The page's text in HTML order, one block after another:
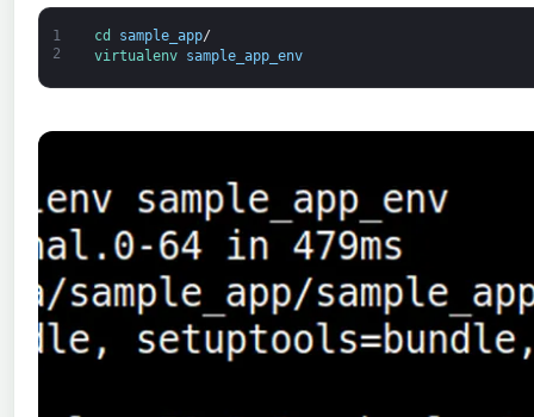
1
2
cd sample_app/
virtualenv sample_app_env